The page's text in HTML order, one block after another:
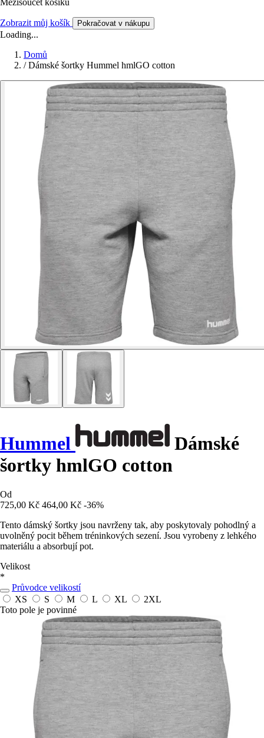
Mezisoučet košíku
Zobrazit můj košík Pokračovat v nákupu
Loading...
Domů
/ Dámské šortky Hummel hmlGO cotton
Hummel
Dámské
šortky hmlGO cotton
Od
725,00 Kč 464,00 Kč -36%
Tento dámský šortky jsou navrženy tak, aby poskytovaly pohodlný a
uvolněný pocit během tréninkových sezení. Jsou vyrobeny z lehkého
materiálu a absorbují pot.
Velikost
*
Průvodce velikostí
XS
S M L XL
2XL
Toto pole je povinné